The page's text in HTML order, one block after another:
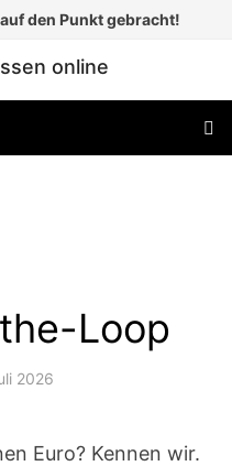
den Punkt gebracht!
online
Loop
2026
Euro? Kennen wir.